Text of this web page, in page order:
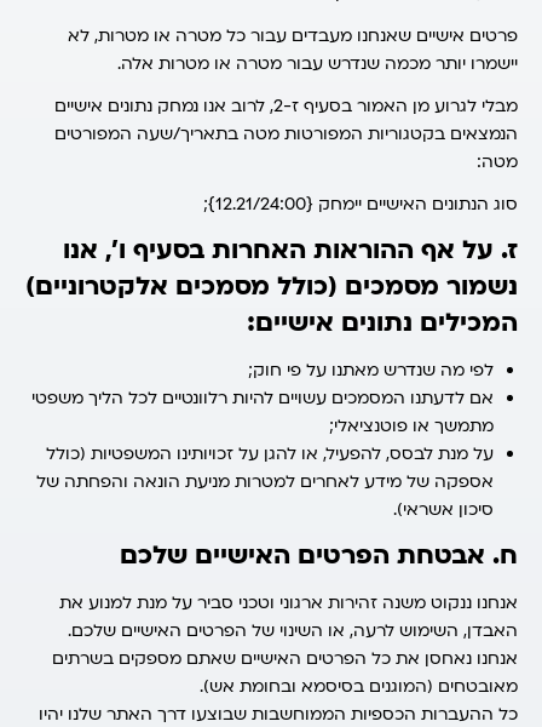
פרטים אישיים שאנחנו מעבדים עבור כל מטרה או מטרות, לא
יישמרו יותר מכמה שנדרש עבור מטרה או מטרות אלה.
מבלי לגרוע מן האמור בסעיף ז-2, לרוב אנו נמחק נתונים אישיים
הנמצאים בקטגוריות המפורטות מטה בתאריך/שעה המפורטים
מטה:
סוג הנתונים האישיים יימחק {12.21/24:00};
ז. על אף ההוראות האחרות בסעיף ו’, אנו
נשמור מסמכים (כולל מסמכים אלקטרוניים)
המכילים נתונים אישיים:
לפי מה שנדרש מאתנו על פי חוק;
אם לדעתנו המסמכים עשויים להיות רלוונטיים לכל הליך משפטי
מתמשך או פוטנציאלי;
על מנת לבסס, להפעיל, או להגן על זכויותינו המשפטיות (כולל
אספקה של מידע לאחרים למטרות מניעת הונאה והפחתה של
סיכון אשראי).
ח. אבטחת הפרטים האישיים שלכם
אנחנו ננקוט משנה זהירות ארגוני וטכני סביר על מנת למנוע את
האבדן, השימוש לרעה, או השינוי של הפרטים האישיים שלכם.
אנחנו נאחסן את כל הפרטים האישיים שאתם מספקים בשרתים
מאובטחים (המוגנים בסיסמא ובחומת אש).
כל ההעברות הכספיות הממוחשבות שבוצעו דרך האתר שלנו יהיו